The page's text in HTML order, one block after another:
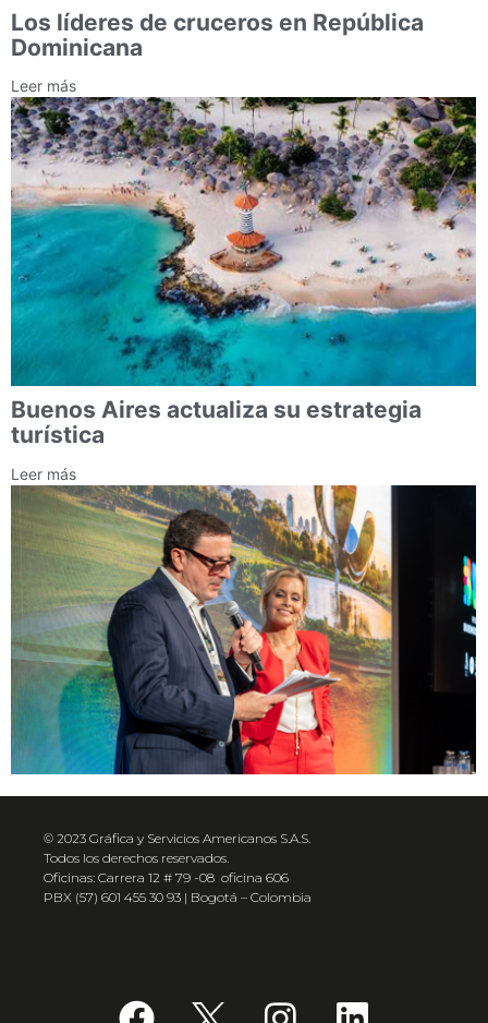
Los líderes de cruceros en República
Dominicana
Leer más
Buenos Aires actualiza su estrategia
turística
Leer más
© 2023 Gráfica y Servicios Americanos S.A.S.
Todos los derechos reservados.
Oficinas: Carrera 12 # 79 -08 oficina 606
PBX (57) 601 455 30 93 | Bogotá – Colombia